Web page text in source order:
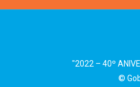
"2022 – 40º
©